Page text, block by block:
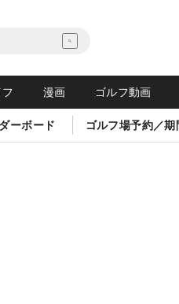
漫画 ゴルフ動画
ーボード ゴルフ場予約／期